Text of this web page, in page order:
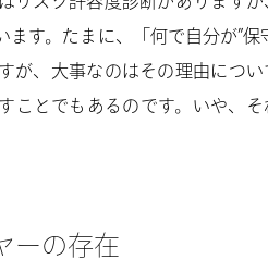
す。たまに、「何で自分が”保
が、大事なのはその理由につい
ことでもあるのです。いや、
ーの存在